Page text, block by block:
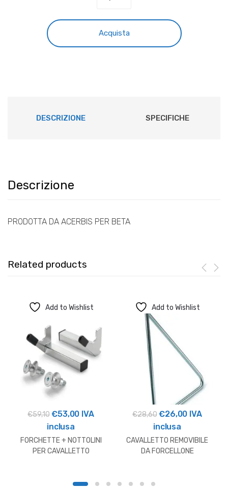
BETA
quantità
Acquista
DESCRIZIONE SPECIFICHE
Descrizione
PRODOTTA DA ACERBIS PER BETA
Related products
Add to Wishlist
€59,10 Il
prezzo
originale
era:
€53,00Il
attuale
è:
IVA
inclusa
FORCHETTE + NOTTOLINI
PER CAVALLETTO
Add to Wishlist
€28,60 Il
prezzo
originale
era:
€26,00Il
attuale
è:
IVA
inclusa
CAVALLETTO REMOVIBILE
DA FORCELLONE